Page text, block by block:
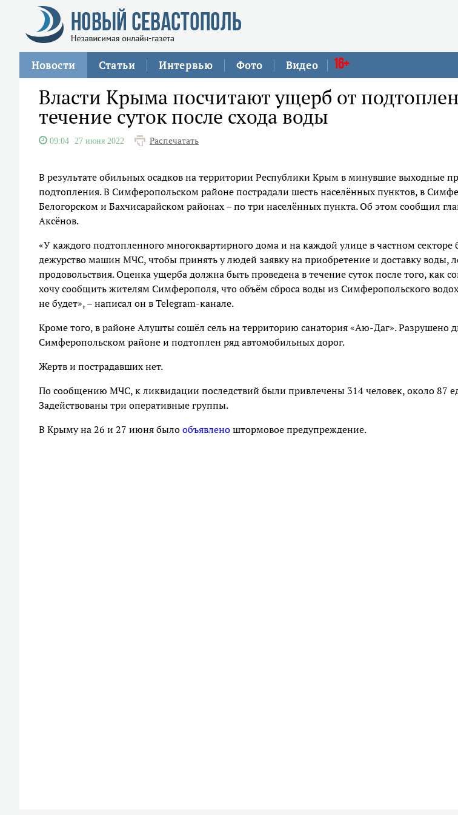
Новости Статьи Интервью Фото Видео 16+
Власти Крыма посчитают ущерб от
течение суток после схода воды
09:04 27 июня 2022 Распечатать
В результате обильных осадков на территории Республики Крым в минувшие выходные
подтопления. В Симферопольском районе пострадали шесть населённых пунктов, в
Белогорском и Бахчисарайском районах – по три населённых пункта. Об этом сообщил
Аксёнов.
«У каждого подтопленного многоквартирного дома и на каждой улице в частном секторе
дежурство машин МЧС, чтобы принять у людей заявку на приобретение и доставку воды,
продовольствия. Оценка ущерба должна быть проведена в течение суток после того, как
хочу сообщить жителям Симферополя, что объём сброса воды из Симферопольского
не будет», – написал он в Telegram-канале.
Кроме того, в районе Алушты сошёл сель на территорию санатория «Аю-Даг». Разрушено
Симферопольском районе и подтоплен ряд автомобильных дорог.
Жертв и пострадавших нет.
По сообщению МЧС, к ликвидации последствий были привлечены 314 человек, около 87
Задействованы три оперативные группы.
В Крыму на 26 и 27 июня былообъявленоштормовое предупреждение.